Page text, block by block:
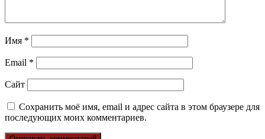
Имя *
Email *
Сайт
Сохранить моё имя, email и адрес сайта в этом браузере для
последующих моих комментариев.